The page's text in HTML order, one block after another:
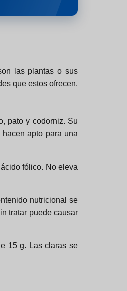
las plantas o sus
que estos ofrecen.
pato y codorniz. Su
apto para una
fólico. No eleva
nutricional se
tratar puede causar
15 g. Las claras se